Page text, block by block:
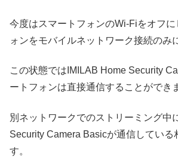
今度はスマートフォンのWi-Fiをオフ
ォンをモバイルネットワーク接続のみ
この状態ではIMILAB Home Security
ートフォンは直接通信することができ
別ネットワークでのストリーミング中
Security Camera Basicが通信している
す。